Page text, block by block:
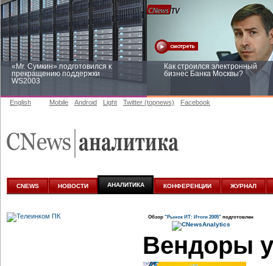
«Mr. Сумкин» подготовился к
прекращению поддержки
WS2003
Как строился электронный
бизнес Банка Москвы?
аналитике
English Mobile Android Light Twitter (topnews) Facebook
CNEWS НОВОСТИ АНАЛИТИКА КОНФЕРЕНЦИИ ЖУРНАЛ
Обзор "Рынок ИТ: Итоги 2005" подготовлен
Вендоры